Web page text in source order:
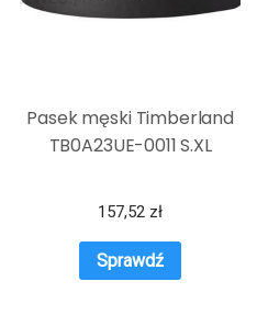
Pasek męski Timberland
TB0A23UE-0011 S.XL
157,52 zł
Sprawdź